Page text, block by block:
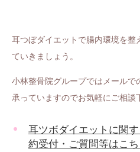
耳つぼダイエットで腸内環境を整
ていきましょう。
小林整骨院グループではメールで
承っていますのでお気軽にご相談
耳ツボダイエットに関
約受付・ご質問等はこ